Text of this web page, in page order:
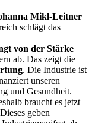
Mikl-Leitner
schlägt das
von der Stärke
ab. Das zeigt die
. Die Industrie ist
unseren
und Gesundheit.
braucht es jetzt
geben